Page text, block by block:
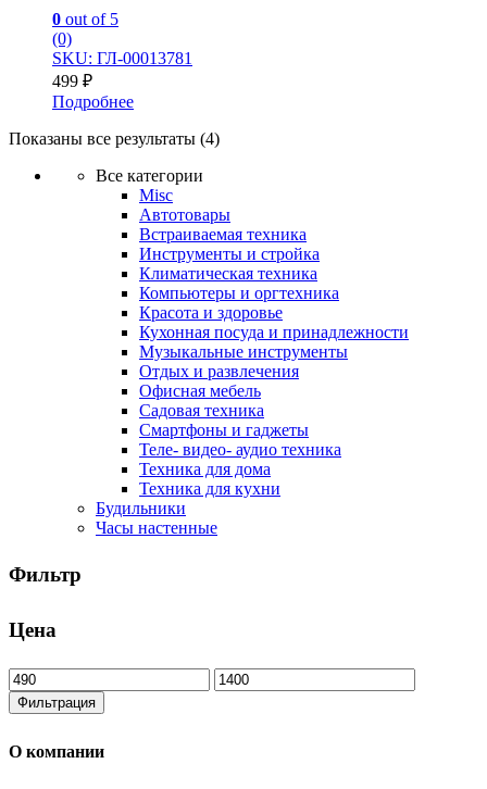
0 out of 5
(0)
SKU: ГЛ-00013781
499 ₽
Подробнее
Показаны все результаты (4)
Все категории
Misc
Автотовары
Встраиваемая техника
Инструменты и стройка
Климатическая техника
Компьютеры и оргтехника
Красота и здоровье
Кухонная посуда и принадлежности
Музыкальные инструменты
Отдых и развлечения
Офисная мебель
Садовая техника
Смартфоны и гаджеты
Теле- видео- аудио техника
Техника для дома
Техника для кухни
Будильники
Часы настенные
Фильтр
Цена
Минимальная
цена
Максимальная
цена
Фильтрация
О компании